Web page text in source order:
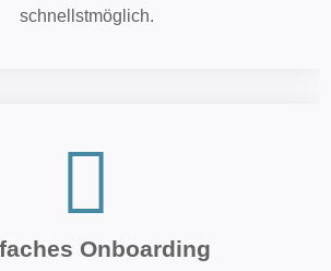
schnellstmöglich.
Onboarding